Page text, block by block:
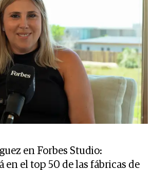
en Forbes Studio:
en el top 50 de las fábricas de